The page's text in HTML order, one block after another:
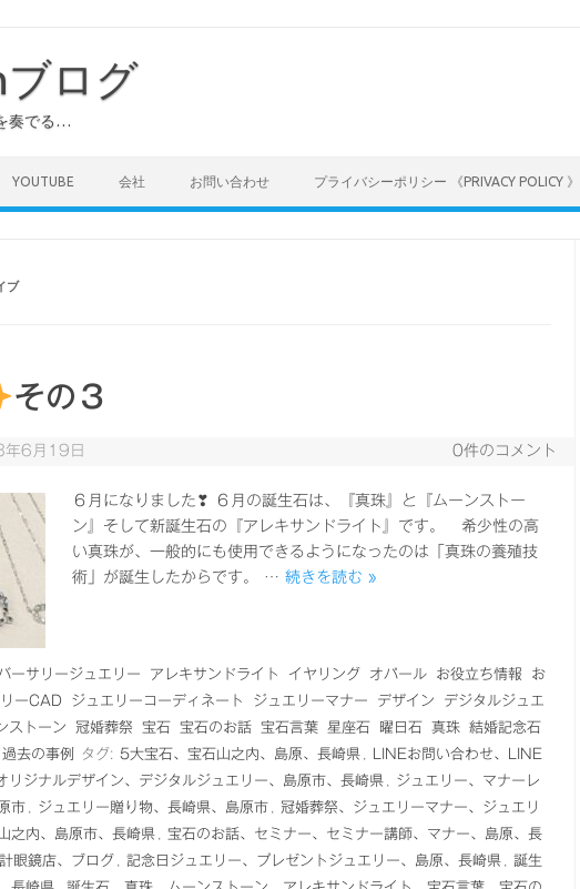
ログ
奏でる…
YOUTUBE 会社 お問い合わせ プライバシーポリシー 《PRIVACY POLICY 》
ブ
その３
6月19日 0件のコメント
６月になりました❣ ６月の誕生石は、『真珠』と『ムーンストー
ン』そして新誕生石の『アレキサンドライト』です。 希少性の高
い真珠が、一般的にも使用できるようになったのは「真珠の養殖技
術」が誕生したからです。 … 続きを読む »
ーサリージュエリー アレキサンドライト イヤリング オパール お役立ち情報
お
ーCAD ジュエリーコーディネート ジュエリーマナー デザイン
デジタルジュエ
ストーン 冠婚葬祭 宝石 宝石のお話 宝石言葉 星座石 曜日石 真珠
結婚記念石
過去の事例 タグ: 5大宝石、宝石山之内、島原、長崎県
LINEお問い合わせ、LINE
リジナルデザイン、デジタルジュエリー、島原市、長崎県
ジュエリー、マナーレ
市
ジュエリー贈り物、長崎県、島原市
冠婚葬祭、ジュエリーマナー、ジュエリ
之内、島原市、長崎県
宝石のお話、セミナー、セミナー講師、マナー、島原、長
眼鏡店、ブログ 記念日ジュエリー、プレゼントジュエリー、島原、長崎県
誕生